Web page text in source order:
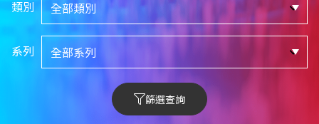
類別
系列
篩選查詢